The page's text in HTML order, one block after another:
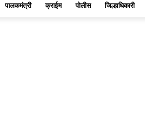
पालकमंत्री क्राईम पोलीस जिल्हाधिकारी